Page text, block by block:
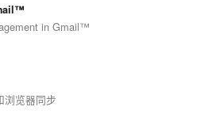
in Gmail™
浏览器同步